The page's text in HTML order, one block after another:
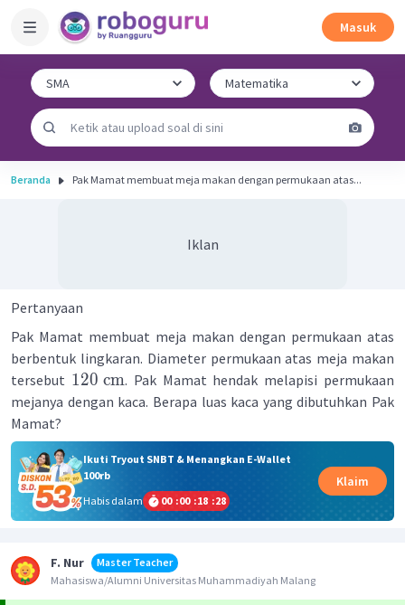
Masuk
Beranda Pak Mamat membuat meja makan dengan permukaan atas...
Iklan
Pertanyaan
Pak Mamat membuat meja makan dengan permukaan atas
berbentuk lingkaran. Diameter permukaan atas meja makan
tersebut 120 cm. Pak Mamat hendak melapisi permukaan
mejanya dengan kaca. Berapa luas kaca yang dibutuhkan Pak
Mamat?
Ikuti Tryout SNBT & Menangkan E-Wallet
100rb
Habis dalam
00 :00 :18 :28
Klaim
F. Nur
Master Teacher
Mahasiswa/Alumni Universitas Muhammadiyah Malang